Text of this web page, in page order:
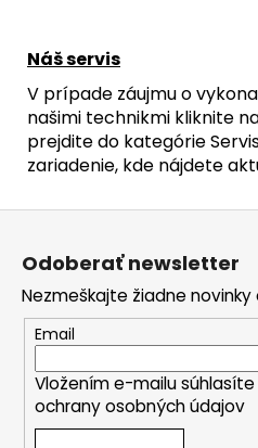
Náš servis
V prípade záujmu o
našimi technikmi kliknite
prejdite do kategórie
zariadenie, kde nájdete
Odoberať newsletter
Nezmeškajte žiadne
Email
Vložením e-mailu súhlasíte
ochrany osobných údajov